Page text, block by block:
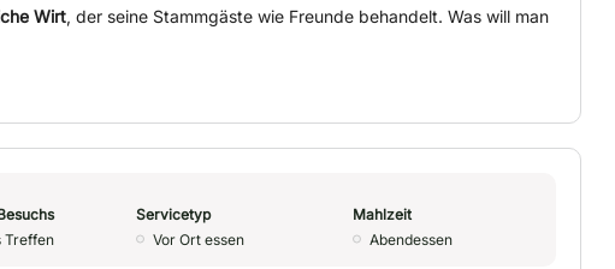
Wirt, der seine Stammgäste wie Freunde behandelt. Was will man
Treffen
Servicetyp
Vor Ort essen
Mahlzeit
Abendessen